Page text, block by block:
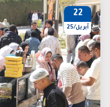
22
أبريل/25